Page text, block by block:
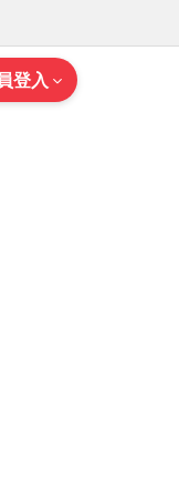
登入